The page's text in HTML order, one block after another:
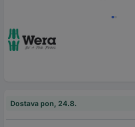
Dostava pon, 24.8.